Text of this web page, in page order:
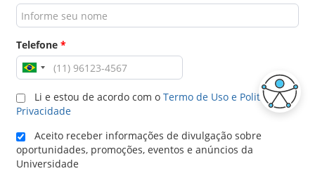
Telefone *
Li e estou de acordo com o Termo de Uso e Politica de
Privacidade
Aceito receber informações de divulgação sobre
oportunidades, promoções, eventos e anúncios da
Universidade